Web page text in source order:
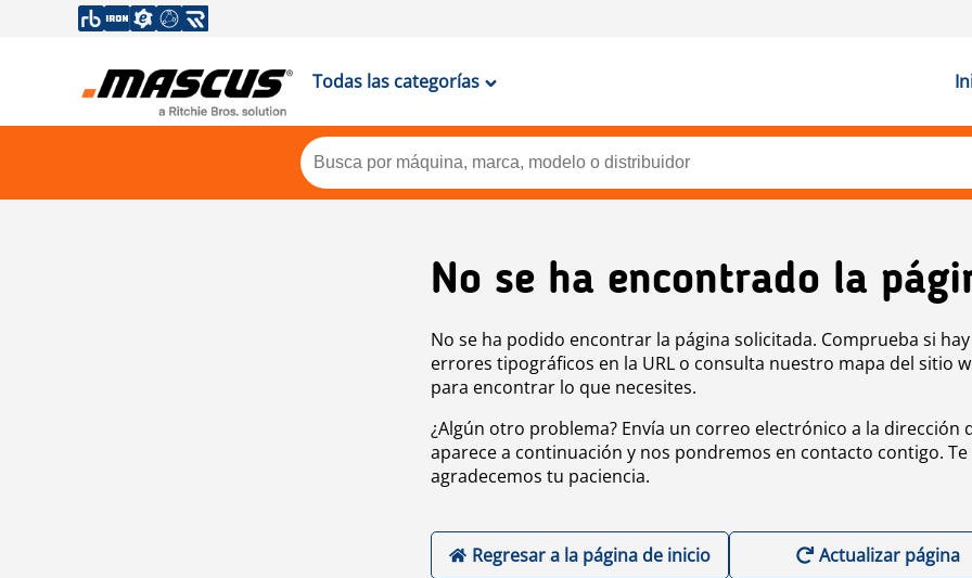
Todas las categorías
No se ha encontrado la
No se ha podido encontrar la página solicitada. Comprueba si hay
errores tipográficos en la URL o consulta nuestro mapa del sitio
para encontrar lo que necesites.
¿Algún otro problema? Envía un correo electrónico a la dirección
aparece a continuación y nos pondremos en contacto contigo. Te
agradecemos tu paciencia.
Regresar a la página de inicio Actualizar página